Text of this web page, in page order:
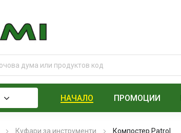
НАЧАЛО ПРОМОЦИИ
Куфари за инструменти Компостер Patrol